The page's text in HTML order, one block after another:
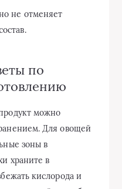
не отменяет
по
можно
Для овощей
зоны в
храните в
кислорода и